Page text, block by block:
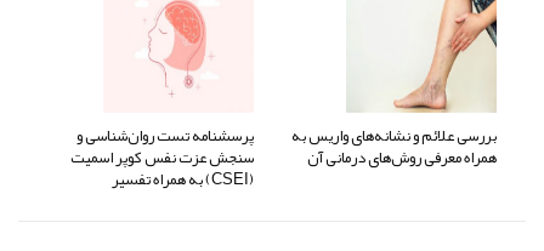
بررسی علائم و نشانه‌های واریس به
همراه معرفی روش‌های درمانی آن
پرسشنامه تست روان‌شناسی و
سنجش عزت نفس کوپر اسمیت
(CSEI) به همراه تفسیر